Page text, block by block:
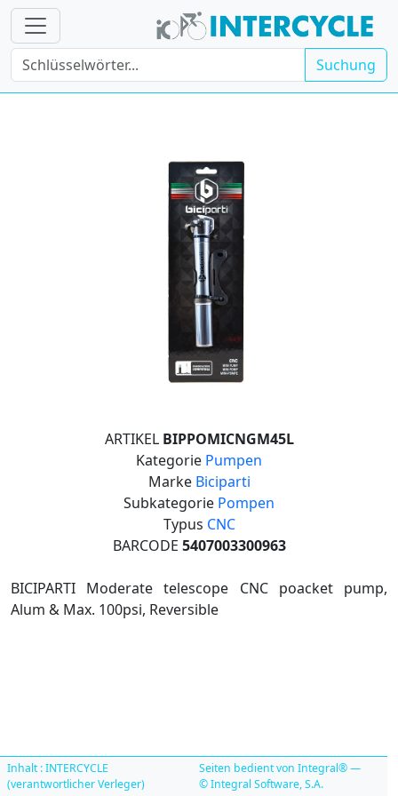
Suchung
ARTIKEL BIPPOMICNGM45L
Kategorie Pumpen
Marke Biciparti
Subkategorie Pompen
Typus CNC
BARCODE 5407003300963
BICIPARTI Moderate telescope CNC poacket pump,
Alum & Max. 100psi, Reversible
Inhalt : INTERCYCLE
(verantwortlicher Verleger)
Seiten bedient von Integral® —
© Integral Software, S.A.